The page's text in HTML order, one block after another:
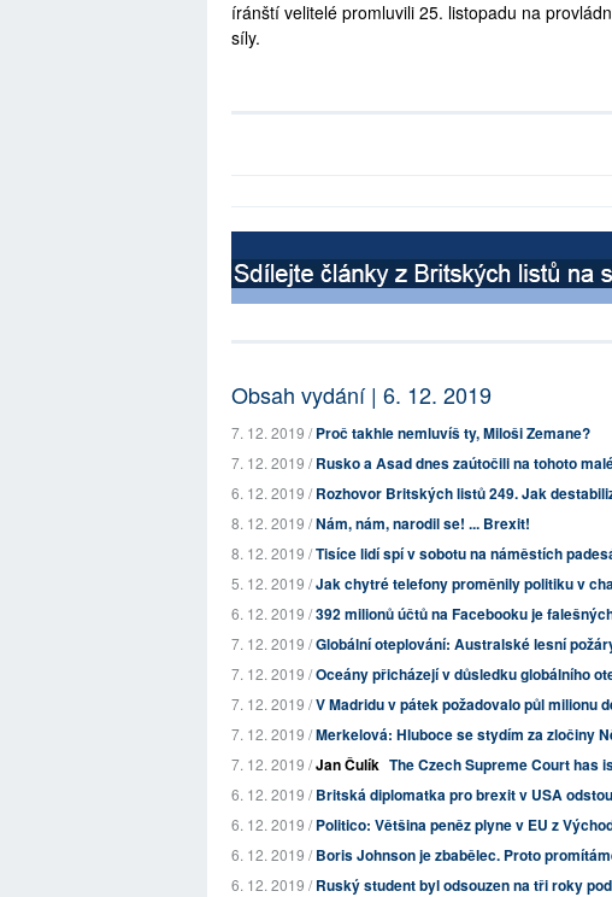
íránští velitelé promluvili 25. listopadu na
síly.
Obsah vydání | 6. 12. 2019
7. 12. 2019 /Proč takhle nemluvíš ty, Miloši Zemane?
7. 12. 2019 /Rusko a Asad dnes zaútočili na tohoto
6. 12. 2019 /Rozhovor Britských listů 249. Jak
8. 12. 2019 /Nám, nám, narodil se! ... Brexit!
8. 12. 2019 /Tisíce lidí spí v sobotu na náměstích
5. 12. 2019 /Jak chytré telefony proměnily politiku v
6. 12. 2019 /392 milionů účtů na Facebooku je
7. 12. 2019 /Globální oteplování: Australské lesní
7. 12. 2019 /Oceány přicházejí v důsledku globálního
7. 12. 2019 /V Madridu v pátek požadovalo půl milionu
7. 12. 2019 /Merkelová: Hluboce se stydím za zločiny
7. 12. 2019 /Jan Čulík The Czech Supreme Court has
6. 12. 2019 /Britská diplomatka pro brexit v USA
6. 12. 2019 /Politico: Většina peněz plyne v EU z
6. 12. 2019 /Boris Johnson je zbabělec. Proto
6. 12. 2019 /Ruský student byl odsouzen na tři roky